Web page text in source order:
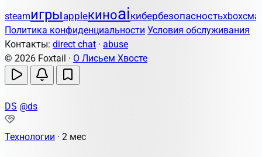
steamигрыappleкиноaiкибербезопасностьxbox
Политика конфиденциальности Условия обслуживания
Контакты: direct chat · abuse
© 2026 Foxtail · О Лисьем Хвосте
DS @ds
Технологии · 2 мес